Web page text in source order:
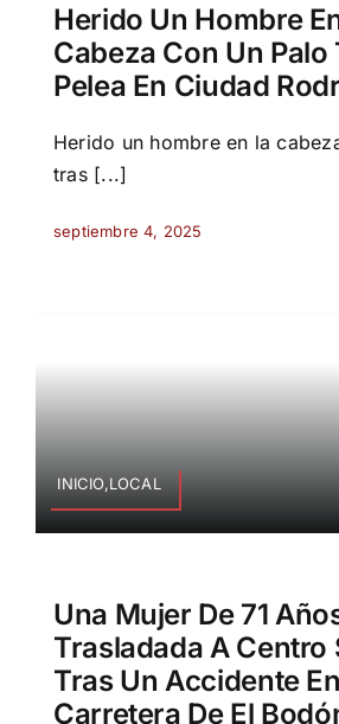
Herido Un Hombre
Cabeza Con Un Palo
Pelea En Ciudad
Herido un hombre en la
tras [...]
septiembre 4, 2025
INICIO,LOCAL
Una Mujer De 71
Trasladada A Centro
Tras Un Accidente
Carretera De El